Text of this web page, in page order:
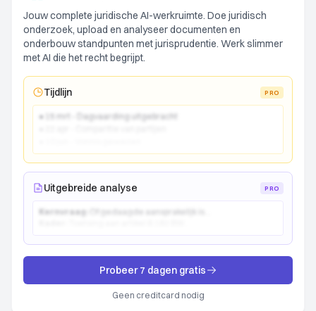
Jouw complete juridische AI-werkruimte. Doe juridisch
onderzoek, upload en analyseer documenten en
onderbouw standpunten met jurisprudentie. Werk slimmer
met AI die het recht begrijpt.
Tijdlijn PRO
● 15 mrt - Dagvaarding uitgebracht
Uitgebreide analyse PRO
Kernvraag:
Probeer 7 dagen gratis
Geen creditcard nodig